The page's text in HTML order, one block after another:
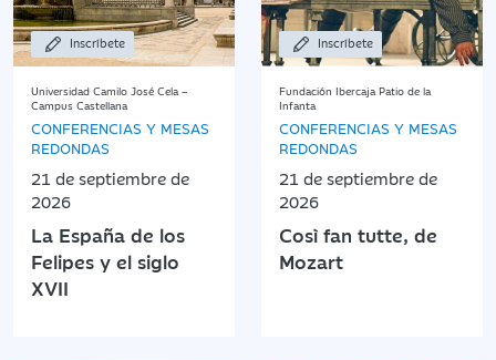
Inscríbete
Universidad Camilo José Cela –
Campus Castellana
CONFERENCIAS Y MESAS
REDONDAS
21 de septiembre de
2026
La España de los
Felipes y el siglo
XVII
Inscríbete
Fundación Ibercaja Patio de la
Infanta
CONFERENCIAS Y MESAS
REDONDAS
21 de septiembre de
2026
Così fan tutte, de
Mozart